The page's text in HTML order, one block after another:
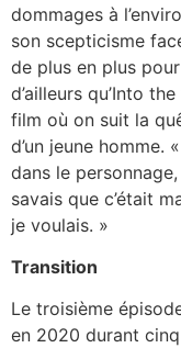
dommages à
son scepticisme
de plus en plus
d’ailleurs qu’Into
film où on suit la
d’un jeune
dans le
savais que c’était
je voulais. »
Transition
Le troisième
en 2020 durant cinq